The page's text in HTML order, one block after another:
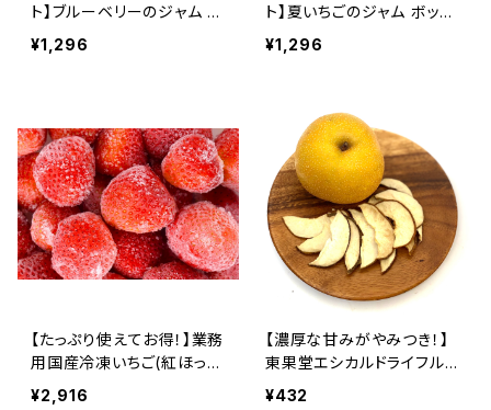
ト】ブルーベリーのジャム ボ
ックス
¥1,296
ト】夏いちごのジャム ボック
ス
¥1,296
【たっぷり使えてお得！】業務
用国産冷凍いちご(紅ほっ
ぺ) 1kg
¥2,916
【濃厚な甘みがやみつき！】
東果堂エシカルドライフル
ーツ 梨
¥432